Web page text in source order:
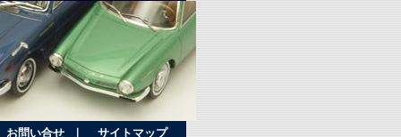
お問い合せ サイトマップ